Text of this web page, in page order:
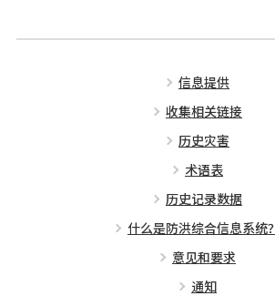
信息提供
收集相关链接
历史灾害
术语表
历史记录数据
什么是防洪综合信息系统？
意见和要求
通知